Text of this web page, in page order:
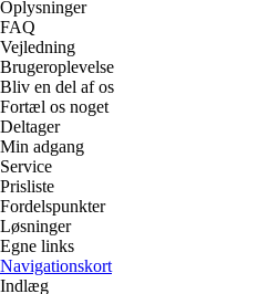
Oplysninger
FAQ
Vejledning
Brugeroplevelse
Bliv en del af os
Fortæl os noget
Deltager
Min adgang
Service
Prisliste
Fordelspunkter
Løsninger
Egne links
Navigationskort
Indlæg